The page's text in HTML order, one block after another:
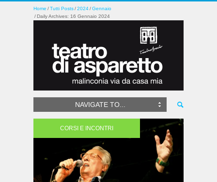
Home Tutti Posts 2024
Gennaio
Daily Archives: 16 Gennaio 2024
NAVIGATE TO...
CORSI E INCONTRI